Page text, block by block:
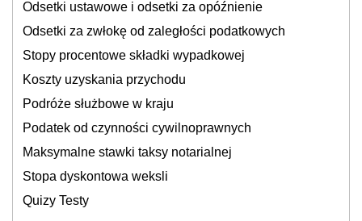
Odsetki ustawowe i odsetki za opóźnienie
Odsetki za zwłokę od zaległości podatkowych
Stopy procentowe składki wypadkowej
Koszty uzyskania przychodu
Podróże służbowe w kraju
Podatek od czynności cywilnoprawnych
Maksymalne stawki taksy notarialnej
Stopa dyskontowa weksli
Quizy Testy